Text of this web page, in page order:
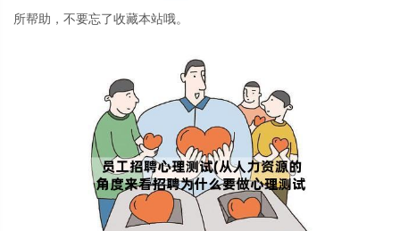
所帮助，不要忘了收藏本站哦。